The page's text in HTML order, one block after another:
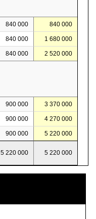
840 000 840 000
840 000 1 680 000
840 000 2 520 000
900 000 3 370 000
900 000 4 270 000
900 000 5 220 000
5 220 000 5 220 000